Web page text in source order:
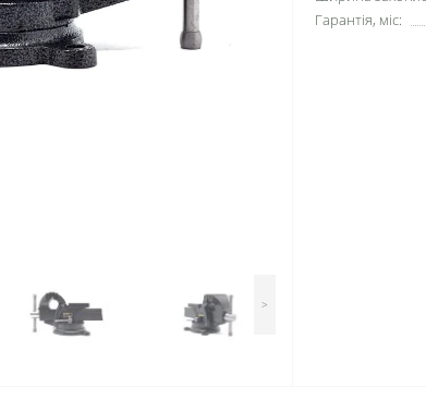
>
Гарантія, міс: